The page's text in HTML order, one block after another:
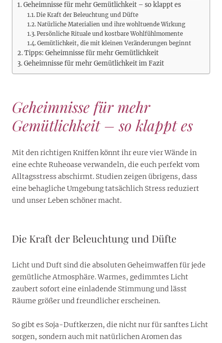
Geheimnisse für mehr Gemütlichkeit – so klappt es
Die Kraft der Beleuchtung und Düfte
Natürliche Materialien und ihre wohltuende Wirkung
Persönliche Rituale und kostbare Wohlfühlmomente
Gemütlichkeit, die mit kleinen Veränderungen beginnt
Tipps: Geheimnisse für mehr Gemütlichkeit
Geheimnisse für mehr Gemütlichkeit im Fazit
Geheimnisse für mehr
Gemütlichkeit – so klappt es
Mit den richtigen Kniffen könnt ihr eure vier Wände in
eine echte Ruheoase verwandeln, die euch perfekt vom
Alltagsstress abschirmt. Studien zeigen übrigens, dass
eine behagliche Umgebung tatsächlich Stress reduziert
und unser Leben schöner macht.
Die Kraft der Beleuchtung und Düfte
Licht und Duft sind die absoluten Geheimwaffen für jede
gemütliche Atmosphäre. Warmes, gedimmtes Licht
zaubert sofort eine einladende Stimmung und lässt
Räume größer und freundlicher erscheinen.
So gibt es Soja-Duftkerzen, die nicht nur für sanftes Licht
sorgen, sondern auch mit natürlichen Aromen das